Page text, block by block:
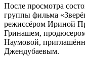
После просмотра
группы фильма
режиссёром Ириной
Гринашем,
Наумовой,
Джендубаевым.